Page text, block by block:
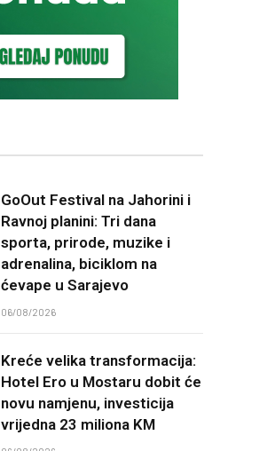
GoOut Festival na Jahorini i
Ravnoj planini: Tri dana
sporta, prirode, muzike i
adrenalina, biciklom na
ćevape u Sarajevo
06/08/2026
Kreće velika transformacija:
Hotel Ero u Mostaru dobit će
novu namjenu, investicija
vrijedna 23 miliona KM